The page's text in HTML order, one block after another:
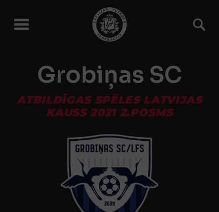
Grobiņas SC
ATBILDĪGAS SPĒLES LATVIJAS
KAUSS 2021 2.POSMS